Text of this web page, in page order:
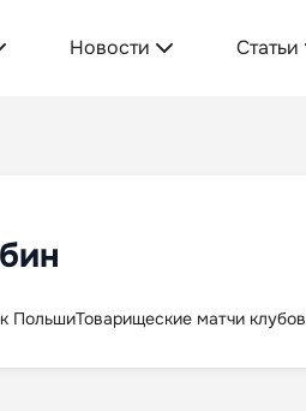
Новости Статьи
ПольшиТоварищеские матчи клубов